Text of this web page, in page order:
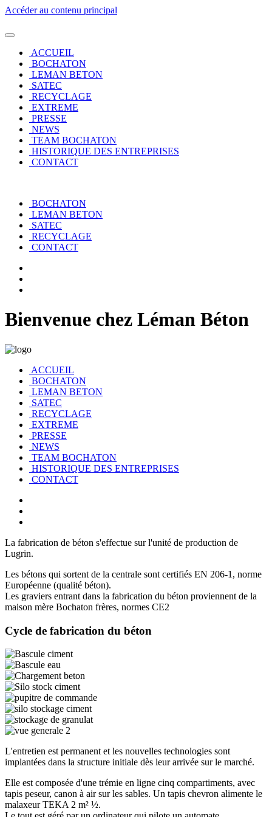
Accéder au contenu principal
ACCUEIL
BOCHATON
LEMAN BETON
SATEC
RECYCLAGE
EXTREME
PRESSE
NEWS
TEAM BOCHATON
HISTORIQUE DES ENTREPRISES
CONTACT
BOCHATON
LEMAN BETON
SATEC
RECYCLAGE
CONTACT
Bienvenue chez Léman Béton
ACCUEIL
BOCHATON
LEMAN BETON
SATEC
RECYCLAGE
EXTREME
PRESSE
NEWS
TEAM BOCHATON
HISTORIQUE DES ENTREPRISES
CONTACT
La fabrication de béton s'effectue sur l'unité de production de
Lugrin.
Les bétons qui sortent de la centrale sont certifiés EN 206-1, norme
Européenne (qualité béton).
Les graviers entrant dans la fabrication du béton proviennent de la
maison mère Bochaton frères, normes CE2
Cycle de fabrication du béton
L'entretien est permanent et les nouvelles technologies sont
implantées dans la structure initiale dès leur arrivée sur le marché.
Elle est composée d'une trémie en ligne cinq compartiments, avec
tapis peseur, canon à air sur les sables. Un tapis chevron alimente le
malaxeur TEKA 2 m² ½.